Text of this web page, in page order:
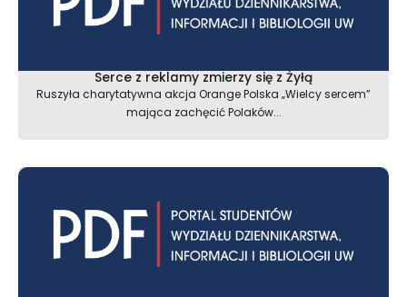
Serce z reklamy zmierzy się z Żyłą
Ruszyła charytatywna akcja Orange Polska „Wielcy sercem”
mająca zachęcić Polaków...